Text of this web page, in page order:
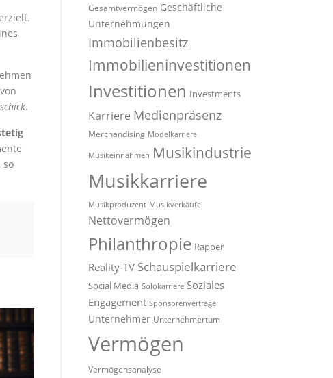
.
so
Gesamtvermögen Geschäftliche
Unternehmungen
Immobilienbesitz
Immobilieninvestitionen
Investitionen Investments
Karriere Medienpräsenz
Merchandising Modelkarriere
Musikeinnahmen Musikindustrie
Musikkarriere
Musikproduzent Musikverkäufe
Nettovermögen
Philanthropie Rapper
Reality-TV Schauspielkarriere
Social Media Solokarriere Soziales
Engagement Sponsorenverträge
Unternehmer Unternehmertum
Vermögen
Vermögensanalyse